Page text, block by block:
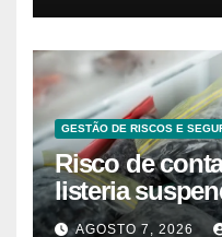
GESTÃO DE RISCOS E
Risco de
listeria
mirtilos em
AGOSTO 7, 2026